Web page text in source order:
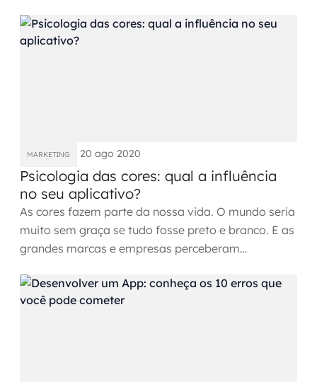
Governança de dados
Arquitetura de soluções
Migração para Cloud
Transformação digital
Sustentar operações com eficiência
MARKETING 20 ago 2020
Psicologia das cores: qual a influência
no seu aplicativo?
As cores fazem parte da nossa vida. O mundo seria
muito sem graça se tudo fosse preto e branco. E as
grandes marcas e empresas perceberam